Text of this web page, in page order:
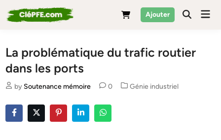
to
Ajouter
La problématique du trafic routier
dans les ports
by Soutenance mémoire 0
Posted
Génie industriel